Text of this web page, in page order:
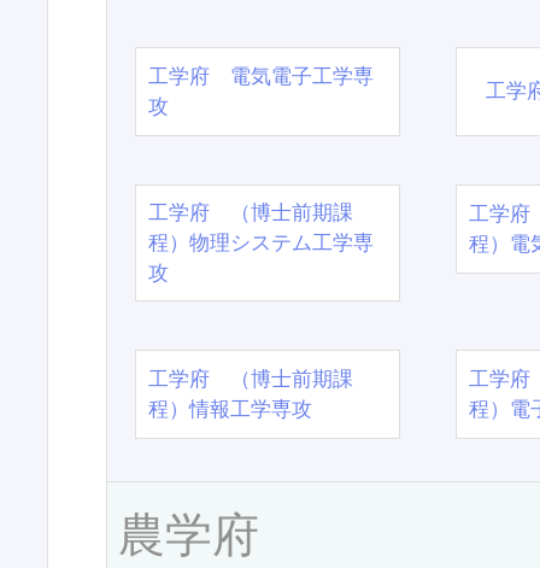
工学府 電気電子工学専
攻
工学
工学府 （博士前期課
程）物理システム工学専
攻
工学
程）電
工学府 （博士前期課
程）情報工学専攻
工学
程）電
農学府